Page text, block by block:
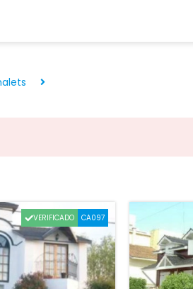
VERIFICADO CA097